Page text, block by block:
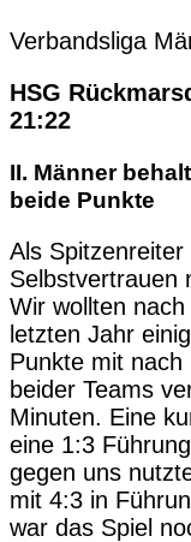
Verbandsliga
HSG
21:22
II. Männer
beide Punkte
Als
Selbstvertrauen
Wir wollten
letzten Jahr
Punkte mit
beider Teams
Minuten. Eine
eine 1:3
gegen uns
mit 4:3 in
war das Spiel